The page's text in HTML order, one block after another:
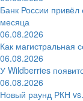
Банк России привёл
месяца
06.08.2026
Как магистральная
06.08.2026
У Wildberries
06.08.2026
Новый раунд РКН